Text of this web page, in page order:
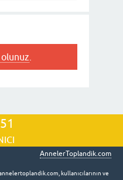
olunuz
AnnelerToplandik.com
kullanıcılarının ve